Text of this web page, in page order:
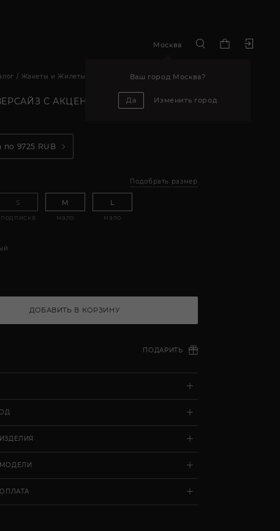
Москва
Ваш город Москва?
Да Изменить город
Жакеты и Жилеты
С АКЦЕНТНОЙ ТАЛИЕЙ
по 9725 RUB
Подобрать размер
S
подписка
M
мало
L
мало
ДОБАВИТЬ В КОРЗИНУ
ПОДАРИТЬ